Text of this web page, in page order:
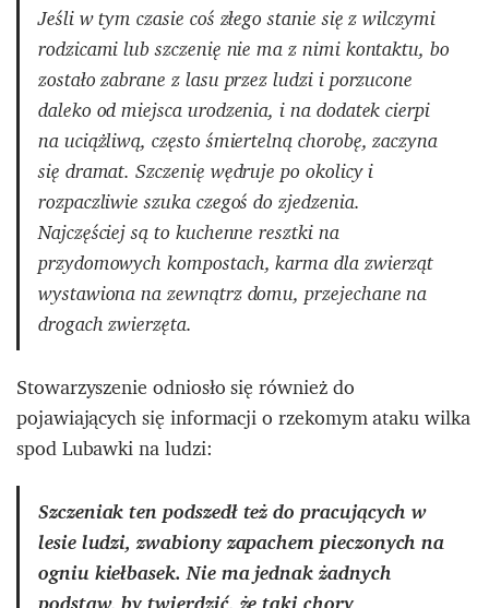
Jeśli w tym czasie coś złego stanie się z wilczymi
rodzicami lub szczenię nie ma z nimi kontaktu, bo
zostało zabrane z lasu przez ludzi i porzucone
daleko od miejsca urodzenia, i na dodatek cierpi
na uciążliwą, często śmiertelną chorobę, zaczyna
się dramat. Szczenię wędruje po okolicy i
rozpaczliwie szuka czegoś do zjedzenia.
Najczęściej są to kuchenne resztki na
przydomowych kompostach, karma dla zwierząt
wystawiona na zewnątrz domu, przejechane na
drogach zwierzęta.
Stowarzyszenie odniosło się również do
pojawiających się informacji o rzekomym ataku wilka
spod Lubawki na ludzi:
Szczeniak ten podszedł też do pracujących w
lesie ludzi, zwabiony zapachem pieczonych na
ogniu kiełbasek. Nie ma jednak żadnych